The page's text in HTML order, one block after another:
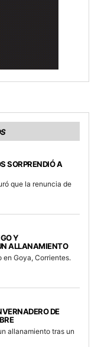
SORPRENDIÓ A
que la renuncia de
Y
ALLANAMIENTO
Goya, Corrientes.
DE
allanamiento tras un